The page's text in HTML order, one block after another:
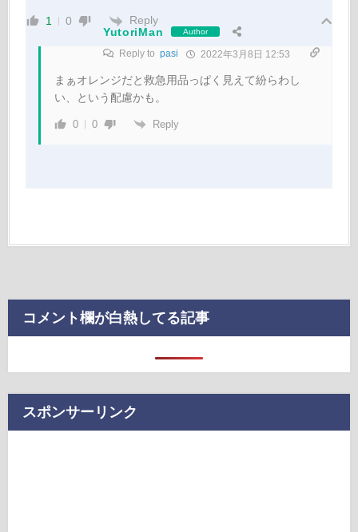
1 0
Reply
YutoriMan
Author
Reply to pasi 2022年3月8日 12:53
まぁオレンジだと救急用品っぱく見えて紛らわし
い、という配慮かも。
0 0 Reply
コメント欄が白熱してる記事
スポンサーリンク